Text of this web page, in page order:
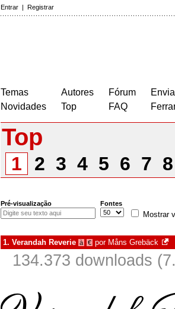
Entrar | Registrar
Temas
Novidades
Autores
Top
Fórum
FAQ
Top
1 2 3 4 5 6 7
Pré-visualização Fontes
Mostrar
1. Verandah Reverie à € por Måns Grebäck
134.373 downloads